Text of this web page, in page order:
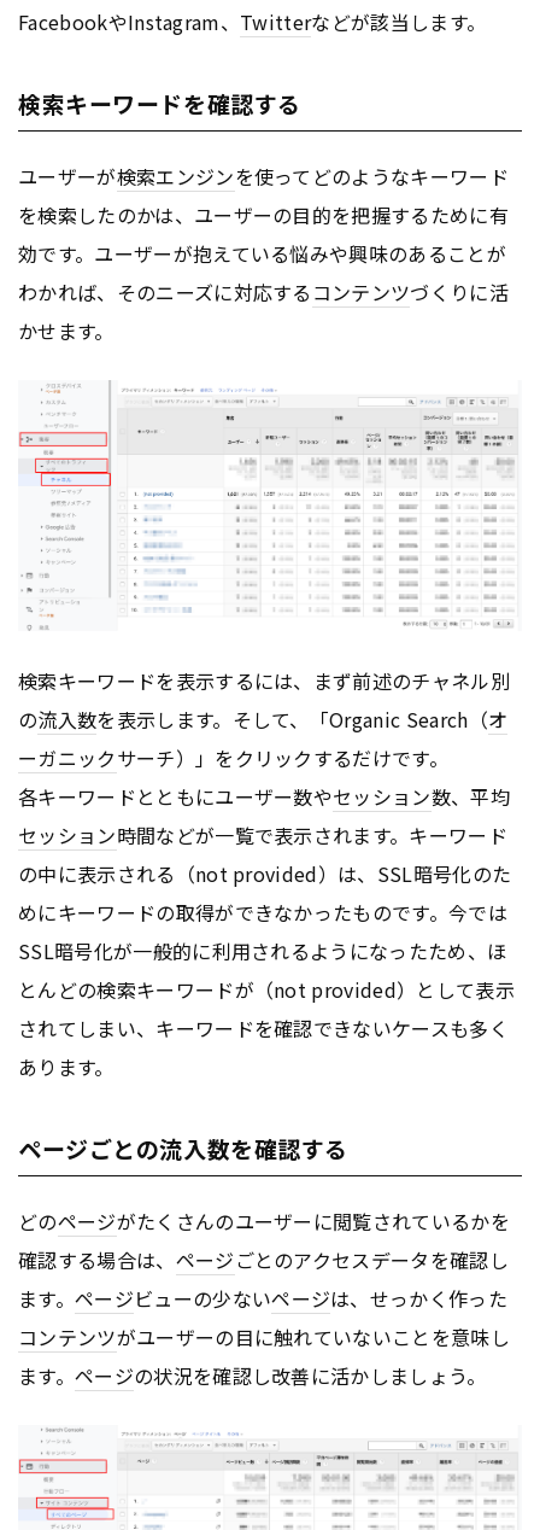
FacebookやInstagram、 Twitterなどが該当します。
検索キーワードを確認する
ユーザーが検索エンジンを使ってどのようなキーワード
を検索したのかは、ユーザーの目的を把握するために有
効です。ユーザーが抱えている悩みや興味のあることが
わかれば、そのニーズに対応する コンテンツづくりに活
かせます。
検索キーワードを表示するには、まず前述のチャネル別
の流入数を表示します。そして、「Organic Search（オ
ーガニックサーチ）」をクリックするだけです。
各キーワードとともにユーザー数やセッション数、平均
セッション時間などが一覧で表示されます。キーワード
の中に表示される（not provided）は、SSL暗号化のた
めにキーワードの取得ができなかったものです。今では
SSL暗号化が一般的に利用されるようになったため、ほ
とんどの検索キーワードが（not provided）として表示
されてしまい、キーワードを確認できないケースも多く
あります。
ページごとの流入数を確認する
どのページがたくさんのユーザーに閲覧されているかを
確認する場合は、 ページごとのアクセスデータを確認し
ます。 ページビューの少ないページは、せっかく作った
コンテンツがユーザーの目に触れていないことを意味し
ます。 ページの状況を確認し改善に活かしましょう。